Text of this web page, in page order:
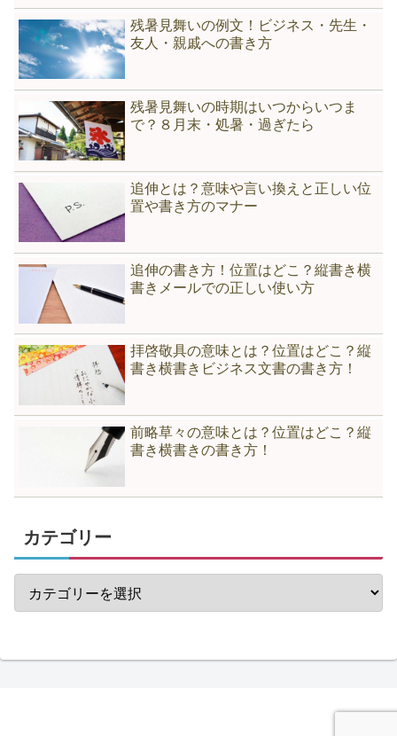
残暑見舞いの例文！ビジネス・先生・
友人・親戚への書き方
残暑見舞いの時期はいつからいつま
で？８月末・処暑・過ぎたら
追伸とは？意味や言い換えと正しい位
置や書き方のマナー
追伸の書き方！位置はどこ？縦書き横
書きメールでの正しい使い方
拝啓敬具の意味とは？位置はどこ？縦
書き横書きビジネス文書の書き方！
前略草々の意味とは？位置はどこ？縦
書き横書きの書き方！
カテゴリー